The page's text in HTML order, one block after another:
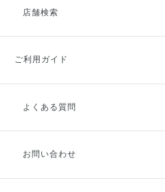
店舗検索
ご利用ガイド
ご利用ガイドトップ
お支払方法
よくある質問
お問い合わせ